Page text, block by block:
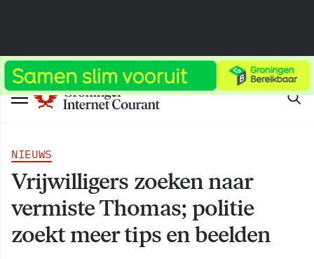
NIEUWS
Vrijwilligers zoeken naar
vermiste Thomas; politie
zoekt meer tips en beelden